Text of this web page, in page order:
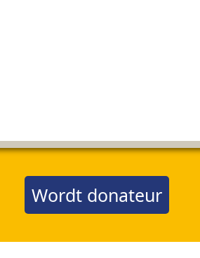
Wordt donateur